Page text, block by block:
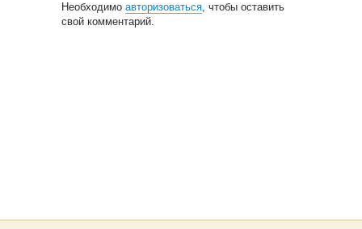
Необходимоавторизоваться, чтобы оставить
свой комментарий.